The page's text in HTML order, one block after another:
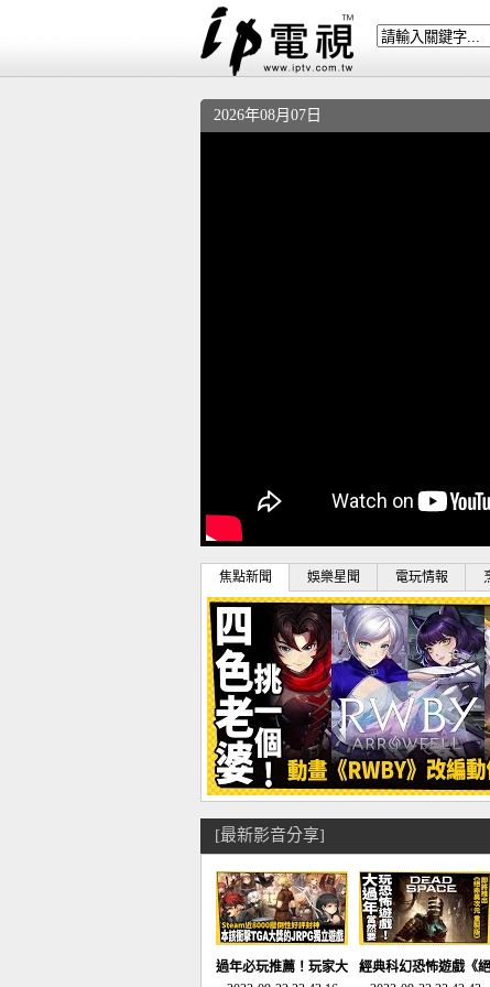
2026年08月07日
焦點新聞 娛樂星聞 電玩情報
[最新影音分享]
過年必玩推薦！玩家大
經典科幻恐怖遊戲《絕